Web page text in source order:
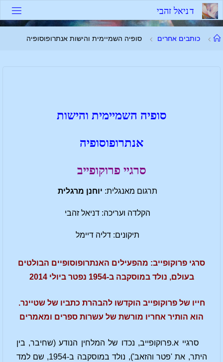
דניאל זהבי
כותבים אחרים סופיה השמיימית והישות אנתרופוסופיה
סופיה השמיימית והישות
אנתרופוסופיה
סרגיי פרוקופייב
תרגום מאנגלית: יוחנן מרגלית
הקלדה ועריכה: דניאל זהבי
תיקונים: דליה דיימל
סרגי פרוקופייב: מהפעילים האנתרופוסופיים הבולטים
בעולם, נולד במוסקבה ב-1954 נפטר ביולי 2014
חייו של פרוקופייב הוקדשו להבהרת כתביו של שטיינר.
הוא הותיר אחריו מורשת של עשרות ספרים ומאמרים
סרגיי א.פרוקופייב, נכדו של המלחין הנודע (שחיבר, בין
היתר, את 'פטר והזאב'), נולד במוסקבה ב-1954, שם למד